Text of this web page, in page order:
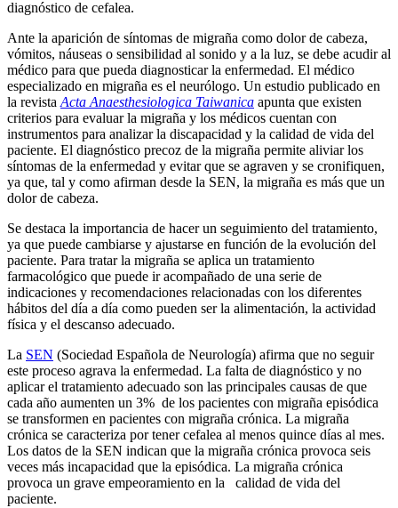
diagnóstico de cefalea.
Ante la aparición de síntomas de migraña como dolor de cabeza,
vómitos, náuseas o sensibilidad al sonido y a la luz, se debe acudir al
médico para que pueda diagnosticar la enfermedad. El médico
especializado en migraña es el neurólogo. Un estudio publicado en
la revista Acta Anaesthesiologica Taiwanica apunta que existen
criterios para evaluar la migraña y los médicos cuentan con
instrumentos para analizar la discapacidad y la calidad de vida del
paciente. El diagnóstico precoz de la migraña permite aliviar los
síntomas de la enfermedad y evitar que se agraven y se cronifiquen,
ya que, tal y como afirman desde la SEN, la migraña es más que un
dolor de cabeza.
Se destaca la importancia de hacer un seguimiento del tratamiento,
ya que puede cambiarse y ajustarse en función de la evolución del
paciente. Para tratar la migraña se aplica un tratamiento
farmacológico que puede ir acompañado de una serie de
indicaciones y recomendaciones relacionadas con los diferentes
hábitos del día a día como pueden ser la alimentación, la actividad
física y el descanso adecuado.
La SEN (Sociedad Española de Neurología) afirma que no seguir
este proceso agrava la enfermedad. La falta de diagnóstico y no
aplicar el tratamiento adecuado son las principales causas de que
cada año aumenten un 3% de los pacientes con migraña episódica
se transformen en pacientes con migraña crónica. La migraña
crónica se caracteriza por tener cefalea al menos quince días al mes.
Los datos de la SEN indican que la migraña crónica provoca seis
veces más incapacidad que la episódica. La migraña crónica
provoca un grave empeoramiento en la calidad de vida del
paciente.